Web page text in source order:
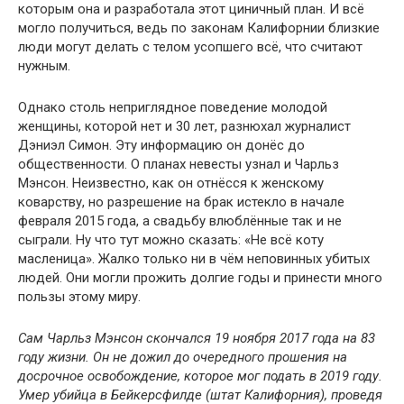
которым она и разработала этот циничный план. И всё
могло получиться, ведь по законам Калифорнии близкие
люди могут делать с телом усопшего всё, что считают
нужным.
Однако столь неприглядное поведение молодой
женщины, которой нет и 30 лет, разнюхал журналист
Дэниэл Симон. Эту информацию он донёс до
общественности. О планах невесты узнал и Чарльз
Мэнсон. Неизвестно, как он отнёсся к женскому
коварству, но разрешение на брак истекло в начале
февраля 2015 года, а свадьбу влюблённые так и не
сыграли. Ну что тут можно сказать: «Не всё коту
масленица». Жалко только ни в чём неповинных убитых
людей. Они могли прожить долгие годы и принести много
пользы этому миру.
Сам Чарльз Мэнсон скончался 19 ноября 2017 года на 83
году жизни. Он не дожил до очередного прошения на
досрочное освобождение, которое мог подать в 2019 году.
Умер убийца в Бейкерсфилде (штат Калифорния), проведя